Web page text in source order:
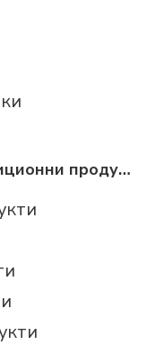
Италиански регионални традиционни продукти